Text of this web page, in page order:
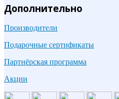
Дополнительно
Производители
Подарочные сертификаты
Партнёрская программа
Акции